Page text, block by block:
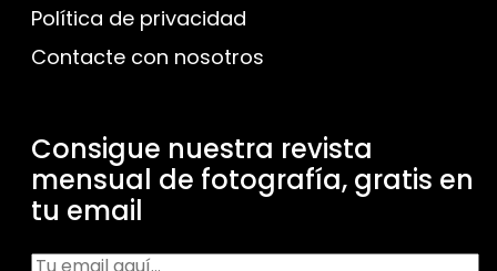
Política de privacidad
Contacte con nosotros
Consigue nuestra revista
mensual de fotografía, gratis en
tu email